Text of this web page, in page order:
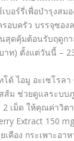
บอร์รี่เพื่อบำรุงส
อบครัว บรรจุซอ
ดคุ้มต้อนรับฤดูก
าท) ตั้งแต่วันนี้ –
ด้ ไอมู อะเซโรล
สส้ม ช่วยดูแลระ
2 เม็ด ให้คุณค่าวิ
Extract 150
คือง กระเพาะอ